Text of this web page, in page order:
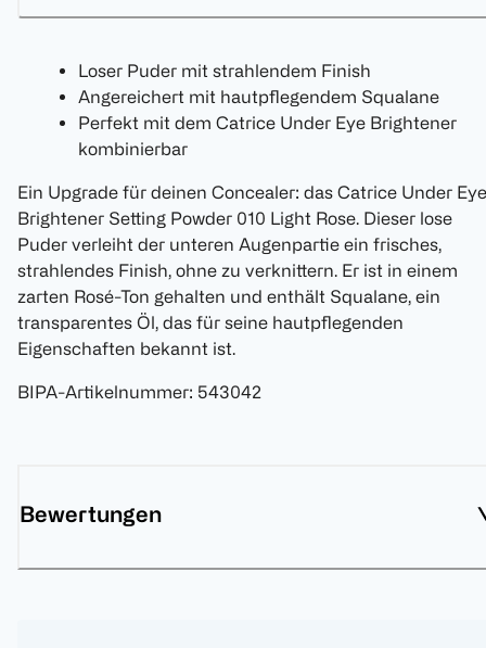
Loser Puder mit strahlendem Finish
Angereichert mit hautpflegendem Squalane
Perfekt mit dem Catrice Under Eye Brightener
kombinierbar
Ein Upgrade für deinen Concealer: das Catrice Under Eye
Brightener Setting Powder 010 Light Rose. Dieser lose
Puder verleiht der unteren Augenpartie ein frisches,
strahlendes Finish, ohne zu verknittern. Er ist in einem
zarten Rosé-Ton gehalten und enthält Squalane, ein
transparentes Öl, das für seine hautpflegenden
Eigenschaften bekannt ist.
BIPA-Artikelnummer: 543042
Bewertungen